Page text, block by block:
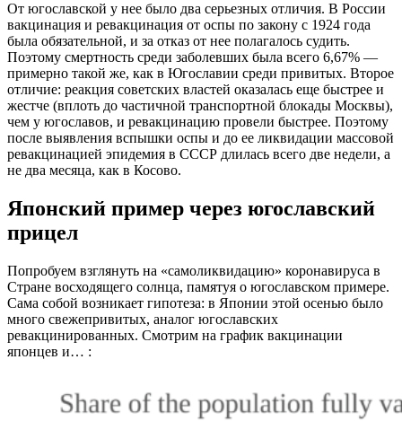
От югославской у нее было два серьезных отличия. В России
вакцинация и ревакцинация от оспы по закону с 1924 года
была обязательной, и за отказ от нее полагалось судить.
Поэтому смертность среди заболевших была всего 6,67% —
примерно такой же, как в Югославии среди привитых. Второе
отличие: реакция советских властей оказалась еще быстрее и
жестче (вплоть до частичной транспортной блокады Москвы),
чем у югославов, и ревакцинацию провели быстрее. Поэтому
после выявления вспышки оспы и до ее ликвидации массовой
ревакцинацией эпидемия в СССР длилась всего две недели, а
не два месяца, как в Косово.
Японский пример через югославский
прицел
Попробуем взглянуть на «самоликвидацию» коронавируса в
Стране восходящего солнца, памятуя о югославском примере.
Сама собой возникает гипотеза: в Японии этой осенью было
много свежепривитых, аналог югославских
ревакцинированных. Смотрим на график вакцинации
японцев и… :